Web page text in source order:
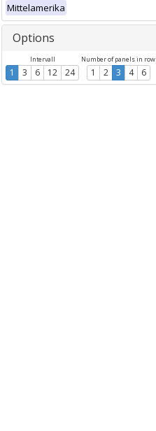
Mittelamerika
Options
Intervall
1 3 6 12 24
Number of panels in row
1 2 3 4 6